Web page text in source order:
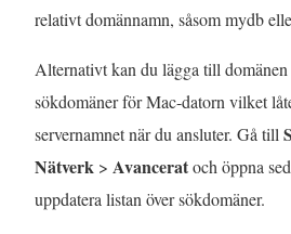
relativt domännamn, såsom mydb
Alternativt kan du lägga till
sökdomäner för Mac-datorn vilket
servernamnet när du ansluter. Gå till
Nätverk > Avanceratoch öppna
uppdatera listan över sökdomäner.